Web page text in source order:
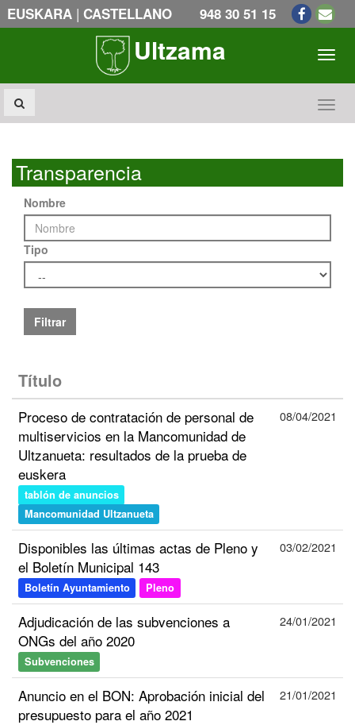
EUSKARA | CASTELLANO 948 30 51 15
Ultzama
Transparencia
Nombre
Tipo
Filtrar
Título
Proceso de contratación de personal de
multiservicios en la Mancomunidad de
Ultzanueta: resultados de la prueba de
euskera
tablón de anuncios
Mancomunidad Ultzanueta
08/04/2021
Disponibles las últimas actas de Pleno y
el Boletín Municipal 143
Boletín Ayuntamiento Pleno
03/02/2021
Adjudicación de las subvenciones a
ONGs del año 2020
Subvenciones
24/01/2021
Anuncio en el BON: Aprobación inicial del
presupuesto para el año 2021
21/01/2021